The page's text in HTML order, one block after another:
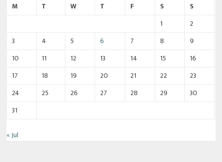
M
T W T F S
S
1
2
3
4 5 6 7 8
9
10
11 12 13 14 15
16
17
18 19 20 21 22
23
24
25 26 27 28 29
30
31
« Jul